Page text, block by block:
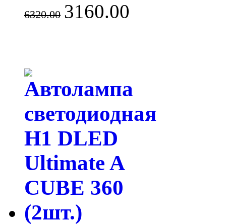
6320.00 3160.00